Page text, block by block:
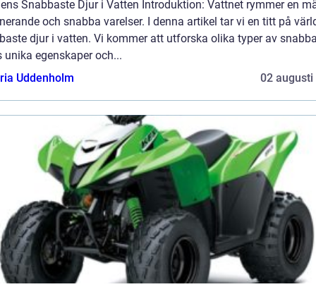
Snabbaste Djur i Vatten Introduktion: Vattnet rymmer en
och snabba varelser. I denna artikel tar vi en titt på
djur i vatten. Vi kommer att utforska olika typer av
unika egenskaper och...
Uddenholm
02 augusti